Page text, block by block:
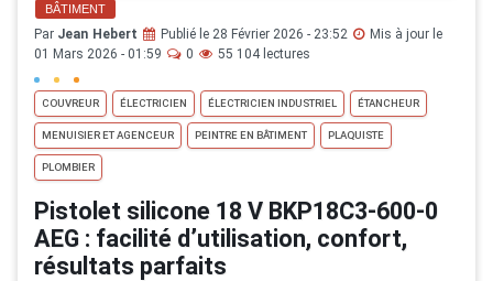
BÂTIMENT
Par Jean Hebert Publié le 28 Février 2026 - 23:52
Mis à jour le
01 Mars 2026 - 01:59
0 55 104 lectures
COUVREUR ÉLECTRICIEN ÉLECTRICIEN INDUSTRIEL ÉTANCHEUR
MENUISIER ET AGENCEUR PEINTRE EN BÂTIMENT PLAQUISTE
PLOMBIER
Pistolet silicone 18 V BKP18C3-600-0
AEG : facilité d’utilisation, confort,
résultats parfaits